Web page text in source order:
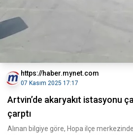
https://haber.mynet.com
07 Kasım 2025 17:17
Artvin’de akaryakıt istasyonu
çarptı
Alınan bilgiye göre, Hopa ilçe